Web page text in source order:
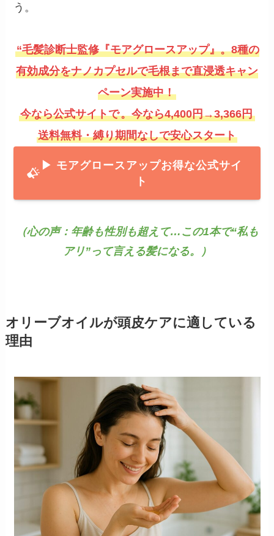
う。
“毛髪診断士監修『モアグロースアップ』。8種の
有効成分をナノカプセルで毛根まで直浸透キャン
ペーン実施中！
今なら公式サイトで。今なら4,400円→3,366円
送料無料・縛り期間なしで安心スタート
▶ モアグロースアッ プお得な公式サイ
ト
（心の声：年齢も性別も超えて…この1本で“私も
アリ”って言える髪になる。）
オリーブオイルが頭皮ケアに適している
理由